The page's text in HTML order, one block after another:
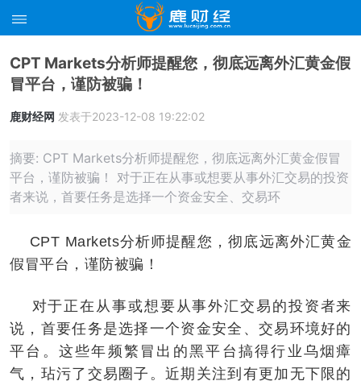
CPT Markets分析师提醒您，彻底远离外汇黄金假
冒平台，谨防被骗！
鹿财经网 发表于2023-12-08 19:22:02
摘要: CPT Markets分析师提醒您，彻底远离外汇黄金假冒
平台，谨防被骗！ 对于正在从事或想要从事外汇交易的投资
者来说，首要任务是选择一个资金安全、交易环
CPT Markets分析师提醒您，彻底远离外汇黄金
假冒平台，谨防被骗！
对于正在从事或想要从事外汇交易的投资者来
说，首要任务是选择一个资金安全、交易环境好的
平台。这些年频繁冒出的黑平台搞得行业乌烟瘴
气，玷污了交易圈子。近期关注到有更加无下限的